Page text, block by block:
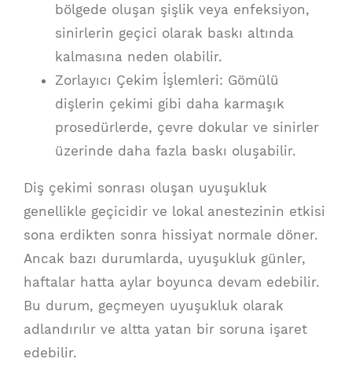
bölgede oluşan şişlik veya enfeksiyon,
sinirlerin geçici olarak baskı altında
kalmasına neden olabilir.
Zorlayıcı Çekim İşlemleri: Gömülü
dişlerin çekimi gibi daha karmaşık
prosedürlerde, çevre dokular ve sinirler
üzerinde daha fazla baskı oluşabilir.
Diş çekimi sonrası oluşan uyuşukluk
genellikle geçicidir ve lokal anestezinin etkisi
sona erdikten sonra hissiyat normale döner.
Ancak bazı durumlarda, uyuşukluk günler,
haftalar hatta aylar boyunca devam edebilir.
Bu durum, geçmeyen uyuşukluk olarak
adlandırılır ve altta yatan bir soruna işaret
edebilir.